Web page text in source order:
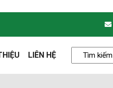
LIÊN HỆ